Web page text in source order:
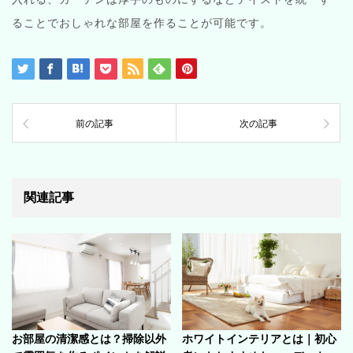
ることでおしゃれな部屋を作ることが可能です。
前の記事 次の記事
関連記事
お部屋の清潔感とは？掃除以外
ホワイトインテリアとは｜初心